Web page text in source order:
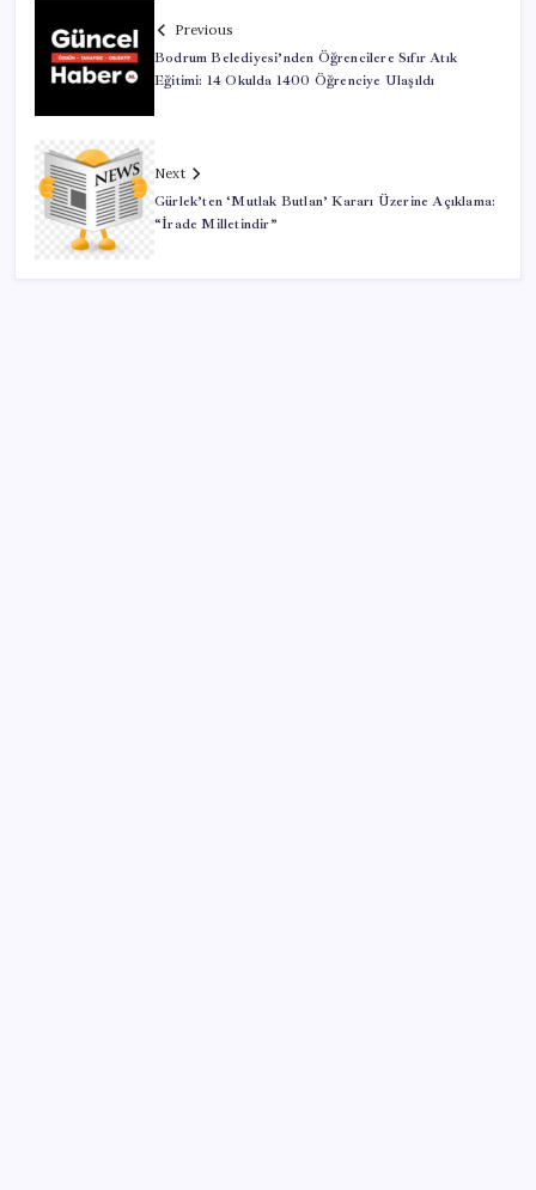
Previous
Bodrum Belediyesi’nden Öğrencilere Sıfır Atık
Eğitimi: 14 Okulda 1400 Öğrenciye Ulaşıldı
Next
Gürlek’ten ‘Mutlak Butlan’ Kararı Üzerine Açıklama:
“İrade Milletindir”